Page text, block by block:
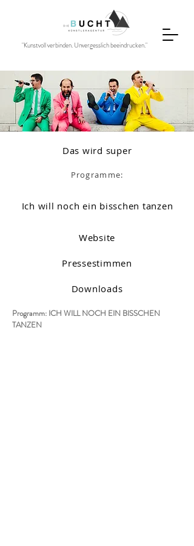
"Kunstvoll verbinden. Unvergesslich beeindrucken."
Das wird super
Programme:
Ich will noch ein bisschen tanzen
Website
Pressestimmen
Downloads
Programm: ICH WILL NOCH EIN BISSCHEN
TANZEN